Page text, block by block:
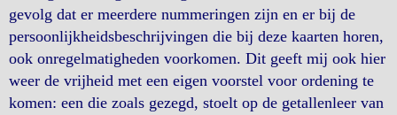
gevolg dat er meerdere nummeringen zijn en er bij de
persoonlijkheidsbeschrijvingen die bij deze kaarten horen,
ook onregelmatigheden voorkomen. Dit geeft mij ook hier
weer de vrijheid met een eigen voorstel voor ordening te
komen: een die zoals gezegd, stoelt op de getallenleer van